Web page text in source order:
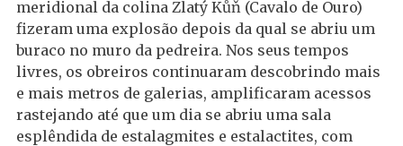
meridional da colina Zlatý Kůň (Cavalo de Ouro)
fizeram uma explosão depois da qual se abriu um
buraco no muro da pedreira. Nos seus tempos
livres, os obreiros continuaram descobrindo mais
e mais metros de galerias, amplificaram acessos
rastejando até que um dia se abriu uma sala
esplêndida de estalagmites e estalactites, com